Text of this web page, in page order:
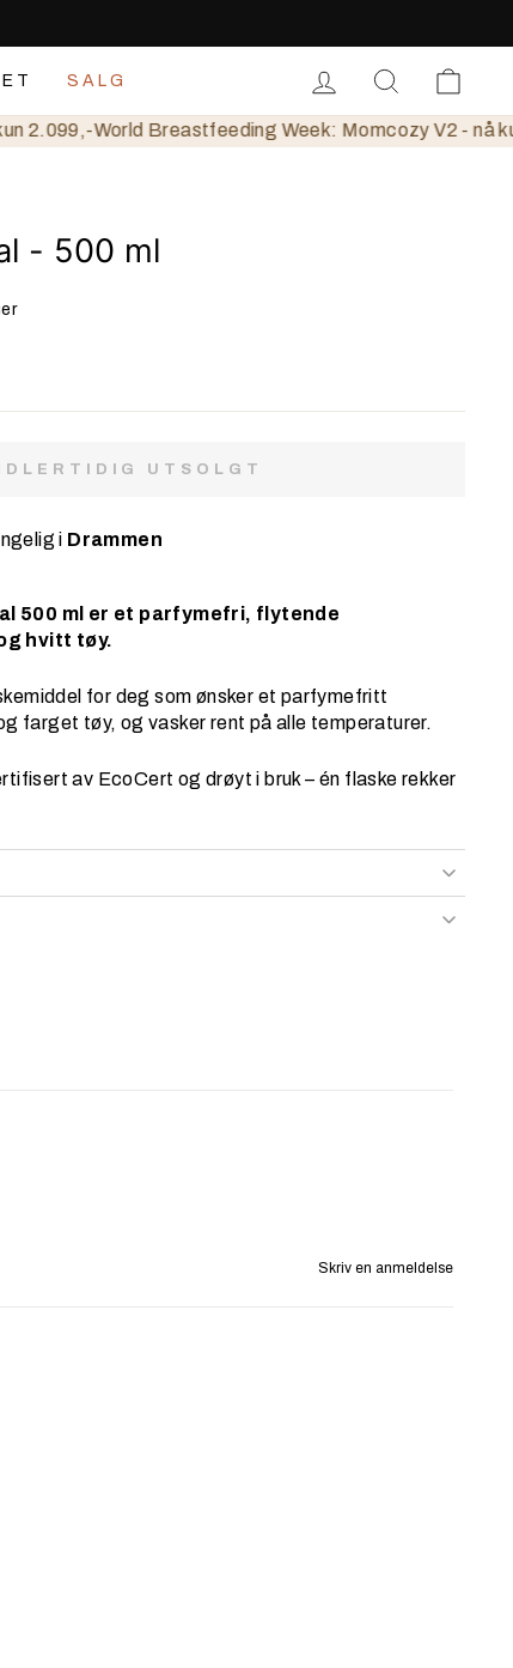
SALG LOGG INSØK
World Breastfeeding Week: Momcozy V2 - nå kun
- 500 ml
UTSOLGT
i Drammen
500 ml er et parfymefri, flytende
hvitt tøy.
for deg som ønsker et parfymefritt
farget tøy, og vasker rent på alle temperaturer.
av EcoCert og drøyt i bruk – én flaske rekker
Skriv en anmeldelse